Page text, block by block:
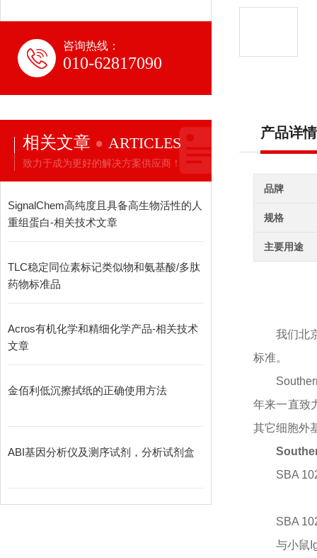
咨询热线：
010-62817090
相关文章 ARTICLES
致力于成为更好的解决方案供应商！
SignalChem高纯度且具备高生物活性的人
重组蛋白-相关技术文章
TLC稳定同位素标记类似物和氨基酸/多肽
药物标准品
Acros有机化学和精细化学产品-相关技术
文章
金佰利低沉擦拭纸的正确使用方法
ABI基因分析仪及测序试剂，分析试剂盒
产品详情
品牌
规格
主要用途
我们北
标准。
年来一直致
其它细胞外
SBA
SBA
与小鼠